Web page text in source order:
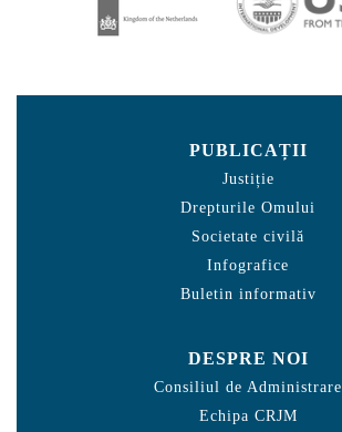
PUBLICAȚII
Justiție
Drepturile Omului
Societate civilă
Infografice
Buletin informativ
DESPRE NOI
Consiliul de Administrare
Echipa CRJM